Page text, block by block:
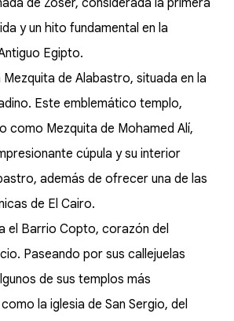
de Zoser, considerada la primera
y un hito fundamental en la
Egipto.
de Alabastro, situada en la
Este emblemático templo,
como Mezquita de Mohamed Alí,
cúpula y su interior
además de ofrecer una de las
de El Cairo.
el Barrio Copto, corazón del
Paseando por sus callejuelas
de sus templos más
la iglesia de San Sergio, del